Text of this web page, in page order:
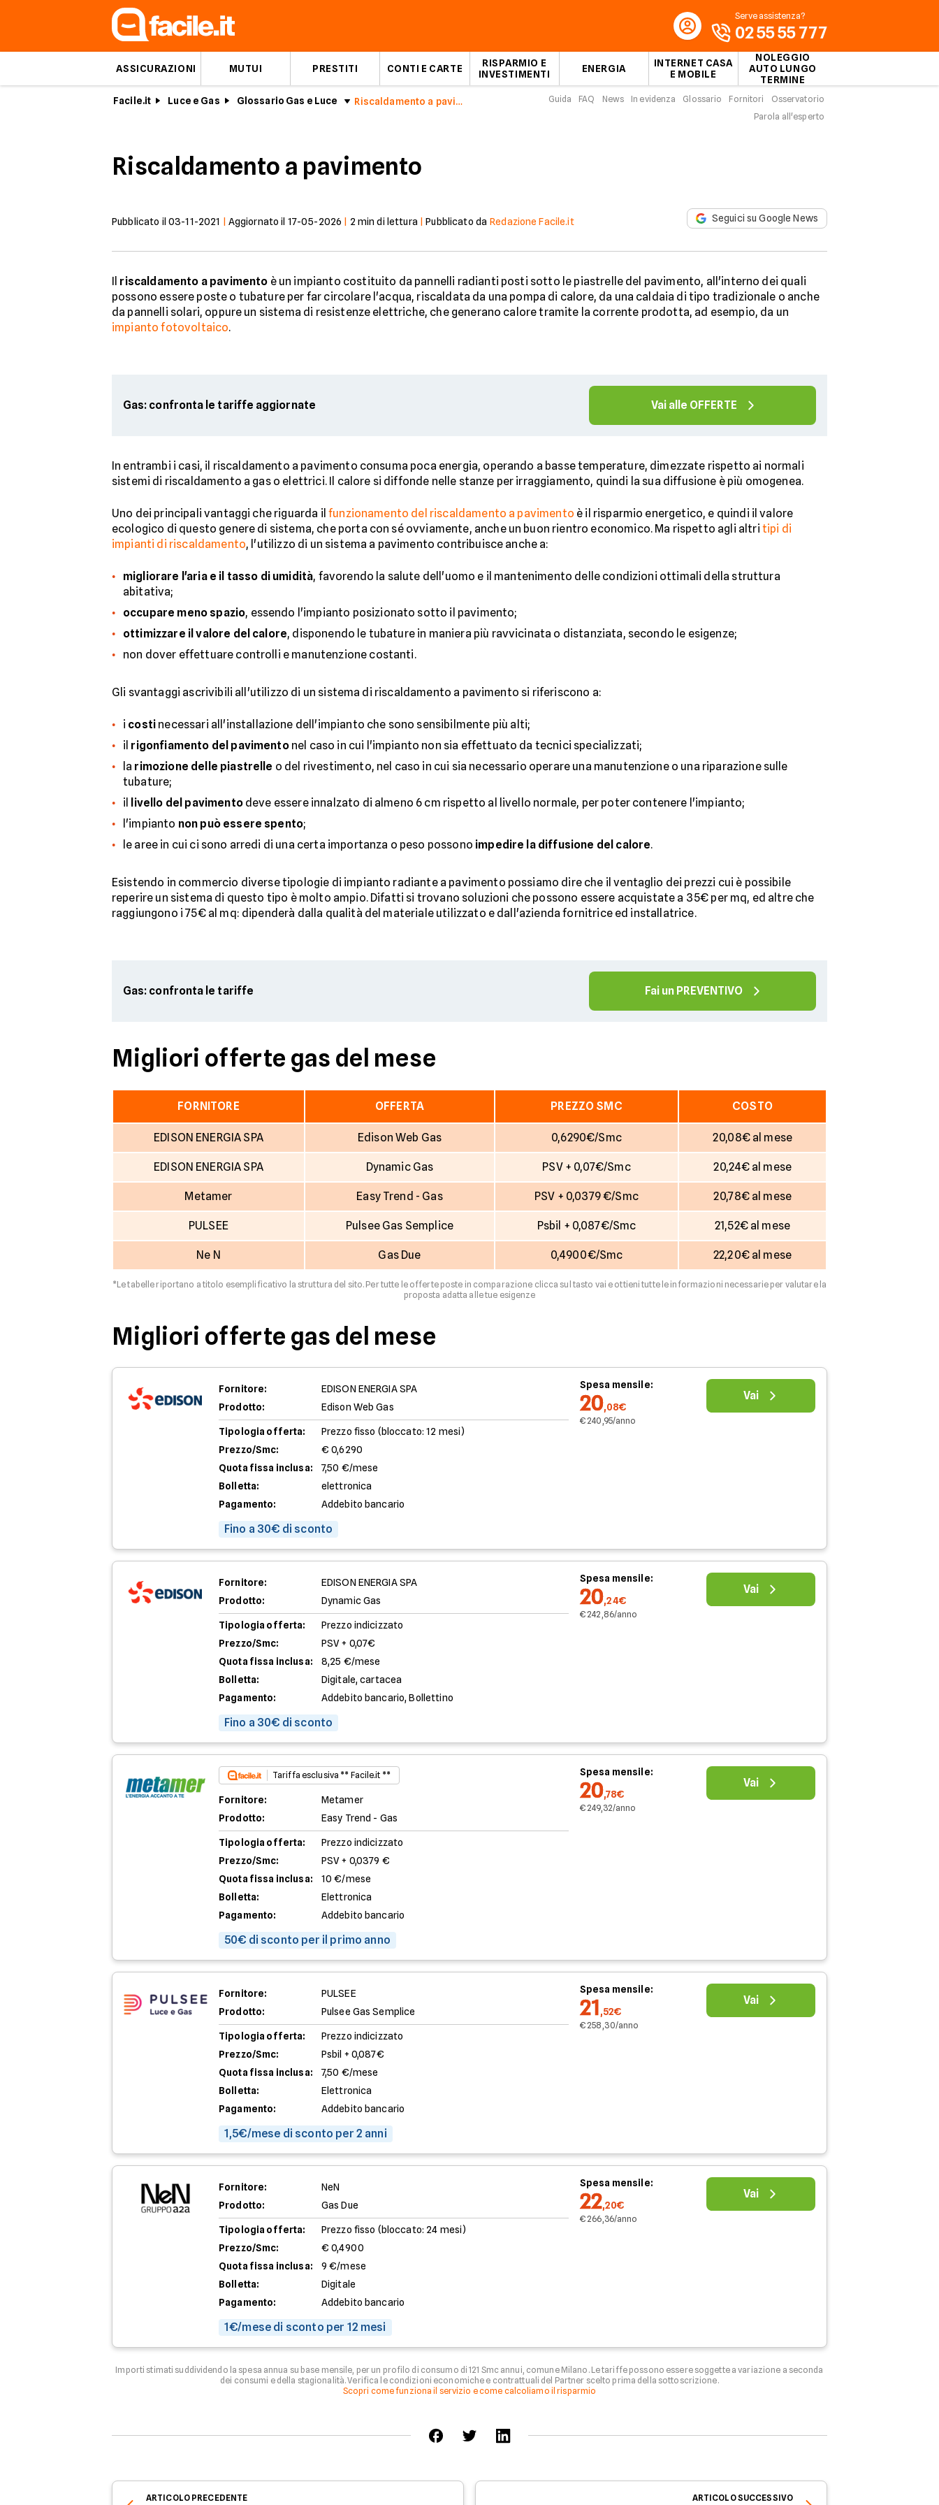
ASSICURAZIONI MUTUI PRESTITI CONTI E CARTE
RISPARMIO E
INVESTIMENTI
ENERGIA
INTERNET CASA
E MOBILE
NOLEGGIO
AUTO LUNGO
TERMINE
Serve assistenza?
02 55 55 777
Facile.it Luce e Gas Glossario Gas e Luce Riscaldamento a pavimento Guida FAQ News In evidenza Glossario Fornitori
Osservatorio
Parola all'esperto
Riscaldamento a pavimento
Pubblicato il 03-11-2021 Aggiornato il 17-05-2026 2 min di lettura |Pubblicato da Redazione Facile.it Seguici su Google News
Il riscaldamento a pavimento è un impianto costituito da pannelli radianti posti sotto le piastrelle del pavimento, all'interno dei quali
possono essere poste o tubature per far circolare l'acqua, riscaldata da una pompa di calore, da una caldaia di tipo tradizionale o anche
da pannelli solari, oppure un sistema di resistenze elettriche, che generano calore tramite la corrente prodotta, ad esempio, da un
impianto fotovoltaico.
Gas: confronta le tariffe aggiornate Vai alle OFFERTE
In entrambi i casi, il riscaldamento a pavimento consuma poca energia, operando a basse temperature, dimezzate rispetto ai normali
sistemi di riscaldamento a gas o elettrici. Il calore si diffonde nelle stanze per irraggiamento, quindi la sua diffusione è più omogenea.
Uno dei principali vantaggi che riguarda ilfunzionamento del riscaldamento a pavimento è il risparmio energetico, e quindi il valore
ecologico di questo genere di sistema, che porta con sé ovviamente, anche un buon rientro economico. Ma rispetto agli altri tipi di
impianti di riscaldamento, l'utilizzo di un sistema a pavimento contribuisce anche a:
migliorare l'aria e il tasso di umidità, favorendo la salute dell'uomo e il mantenimento delle condizioni ottimali della struttura
abitativa;
occupare meno spazio, essendo l'impianto posizionato sotto il pavimento;
ottimizzare il valore del calore, disponendo le tubature in maniera più ravvicinata o distanziata, secondo le esigenze;
non dover effettuare controlli e manutenzione costanti.
Gli svantaggi ascrivibili all'utilizzo di un sistema di riscaldamento a pavimento si riferiscono a:
i costi necessari all'installazione dell'impianto che sono sensibilmente più alti;
il rigonfiamento del pavimentonel caso in cui l'impianto non sia effettuato da tecnici specializzati;
la rimozione delle piastrelle o del rivestimento, nel caso in cui sia necessario operare una manutenzione o una riparazione sulle
tubature;
il
livello del pavimentodeve essere innalzato di almeno 6 cm rispetto al livello normale, per poter contenere l'impianto;
l'impianto non può essere spento;
le aree in cui ci sono arredi di una certa importanza o peso possono impedire la diffusione del calore.
Esistendo in commercio diverse tipologie di impianto radiante a pavimento possiamo dire che il ventaglio dei prezzi cui è possibile
reperire un sistema di questo tipo è molto ampio. Difatti si trovano soluzioni che possono essere acquistate a 35€ per mq, ed altre che
raggiungono i 75€ al mq: dipenderà dalla qualità del materiale utilizzato e dall'azienda fornitrice ed installatrice.
Gas: confronta le tariffe Fai un PREVENTIVO
Migliori offerte gas del mese
FORNITORE OFFERTA PREZZO SMC COSTO
EDISON ENERGIA SPA Edison Web Gas 0,6290€/Smc 20,08€ al mese
EDISON ENERGIA SPA Dynamic Gas PSV + 0,07€/Smc 20,24€ al mese
Metamer Easy Trend - Gas PSV + 0,0379 €/Smc 20,78€ al mese
PULSEE Pulsee Gas Semplice Psbil + 0,087€/Smc 21,52€ al mese
Ne N Gas Due 0,4900€/Smc 22,20€ al mese
*Le tabelle riportano a titolo esemplificativo la struttura del sito. Per tutte le offerte poste in comparazione clicca sul tasto vai e ottieni tutte le informazioni necessarie per valutare la
proposta adatta alle tue esigenze
Migliori offerte gas del mese
Fornitore:
EDISON ENERGIA SPA
Prodotto:
Edison Web Gas
Tipologia offerta:
Prezzo fisso (bloccato: 12 mesi)
Prezzo/Smc:
€ 0,6290
Quota fissa inclusa:
7,50 €/mese
Bolletta:
elettronica
Pagamento:
Addebito bancario
Fino a 30€ di sconto
Spesa mensile:
20,08€
€ 240,95/anno
Vai
Fornitore:
EDISON ENERGIA SPA
Prodotto:
Dynamic Gas
Tipologia offerta:
Prezzo indicizzato
Prezzo/Smc:
PSV + 0,07€
Quota fissa inclusa:
8,25 €/mese
Bolletta:
Digitale, cartacea
Pagamento:
Addebito bancario, Bollettino
Fino a 30€ di sconto
Spesa mensile:
20,24€
€ 242,86/anno
Vai
Tariffa esclusiva ** Facile.it **
Fornitore:
Metamer
Prodotto:
Easy Trend - Gas
Tipologia offerta:
Prezzo indicizzato
Prezzo/Smc:
PSV + 0,0379 €
Quota fissa inclusa:
10 €/mese
Bolletta:
Elettronica
Pagamento:
Addebito bancario
50€ di sconto per il primo anno
Spesa mensile:
20,78€
€ 249,32/anno
Vai
Fornitore:
PULSEE
Prodotto:
Pulsee Gas Semplice
Tipologia offerta:
Prezzo indicizzato
Prezzo/Smc:
Psbil + 0,087€
Quota fissa inclusa:
7,50 €/mese
Bolletta:
Elettronica
Pagamento:
Addebito bancario
1,5€/mese di sconto per 2 anni
Spesa mensile:
21,52€
€ 258,30/anno
Vai
Fornitore:
NeN
Prodotto:
Gas Due
Tipologia offerta:
Prezzo fisso (bloccato: 24 mesi)
Prezzo/Smc:
€ 0,4900
Quota fissa inclusa:
9 €/mese
Bolletta:
Digitale
Pagamento:
Addebito bancario
1€/mese di sconto per 12 mesi
Spesa mensile:
22,20€
€ 266,36/anno
Vai
Importi stimati suddividendo la spesa annua su base mensile, per un profilo di consumo di 121 Smc annui, comune Milano. Le tariffe possono essere soggette a variazione a seconda
dei consumi e della stagionalità. Verifica le condizioni economiche e contrattuali del Partner scelto prima della sottoscrizione.
Scopri come funziona il servizio e come calcoliamo il risparmio
ARTICOLO PRECEDENTE ARTICOLOSUCCESSIVO